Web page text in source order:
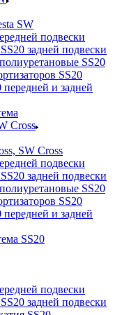
SW
подвески
задней подвески
SS20
SS20
и задней
Cross
SW Cross
подвески
задней подвески
SS20
SS20
и задней
SS20
подвески
задней подвески